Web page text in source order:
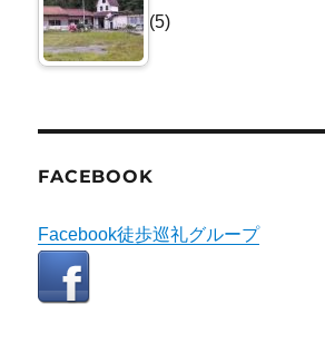
(5)
FACEBOOK
Facebook徒歩巡礼グループ